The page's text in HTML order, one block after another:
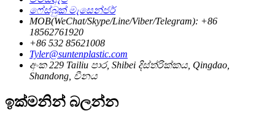
ෆේස්බුක් මැසෙන්ජර්
MOB(WeChat/Skype/Line/Viber/Telegram): +86
18562761920
+86 532 85621008
Tyler@suntenplastic.com
අංක 229 Tailiu පාර, Shibei දිස්ත්රික්කය, Qingdao,
Shandong, චීනය
ඉක්මනින් බලන්න